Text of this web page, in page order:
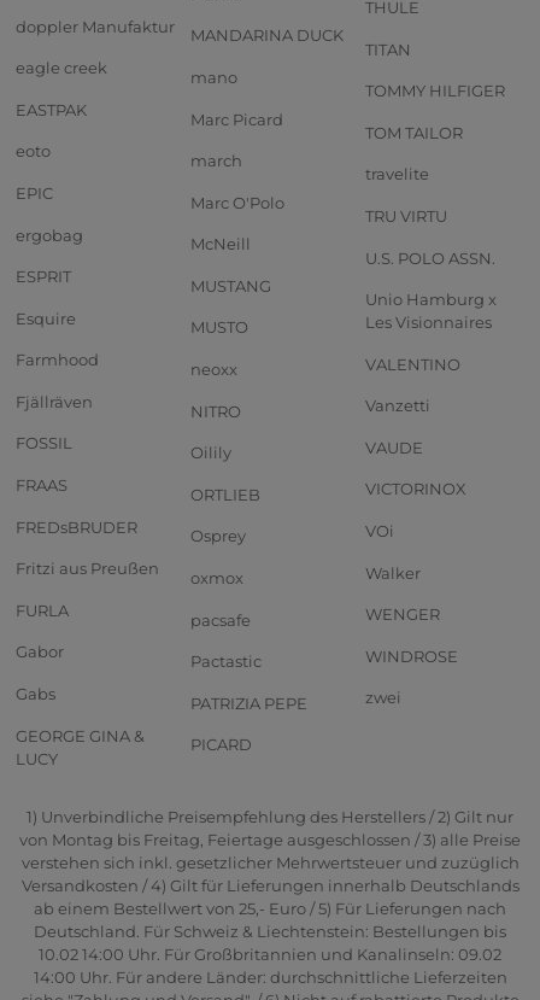
doppler Manufaktur
eagle creek
EASTPAK
eoto
EPIC
ergobag
ESPRIT
Esquire
Farmhood
Fjällräven
FOSSIL
FRAAS
FREDsBRUDER
Fritzi aus Preußen
FURLA
Gabor
Gabs
GEORGE GINA &
LUCY
MANDARINA DUCK
mano
Marc Picard
march
Marc O'Polo
McNeill
MUSTANG
MUSTO
neoxx
NITRO
Oilily
ORTLIEB
Osprey
oxmox
pacsafe
Pactastic
PATRIZIA PEPE
PICARD
THULE
TITAN
TOMMY HILFIGER
TOM TAILOR
travelite
TRU VIRTU
U.S. POLO ASSN.
Unio Hamburg x
Les Visionnaires
VALENTINO
Vanzetti
VAUDE
VICTORINOX
VOi
Walker
WENGER
WINDROSE
zwei
1) Unverbindliche Preisempfehlung des Herstellers / 2) Gilt nur
von Montag bis Freitag, Feiertage ausgeschlossen / 3) alle Preise
verstehen sich inkl. gesetzlicher Mehrwertsteuer und zuzüglich
Versandkosten / 4) Gilt für Lieferungen innerhalb Deutschlands
ab einem Bestellwert von 25,- Euro / 5) Für Lieferungen nach
Deutschland. Für Schweiz & Liechtenstein: Bestellungen bis
10.02 14:00 Uhr. Für Großbritannien und Kanalinseln: 09.02
14:00 Uhr. Für andere Länder: durchschnittliche Lieferzeiten